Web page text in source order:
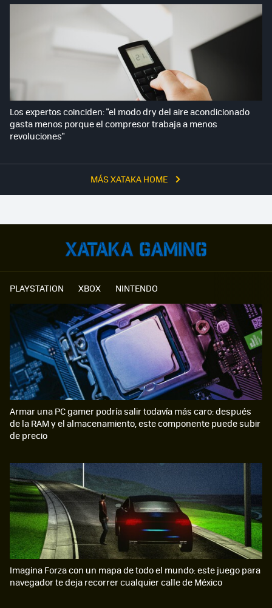
MÁS XATAKA HOME
Los expertos coinciden: "el modo dry del aire acondicionado
gasta menos porque el compresor trabaja a menos
revoluciones"
PLAYSTATION XBOX NINTENDO
Armar una PC gamer podría salir todavía más caro: después
de la RAM y el almacenamiento, este componente puede subir
de precio
Imagina Forza con un mapa de todo el mundo: este juego para
navegador te deja recorrer cualquier calle de México